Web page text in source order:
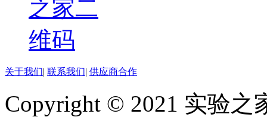
关于我们| 联系我们| 供应商合作
Copyright © 2021 实验之